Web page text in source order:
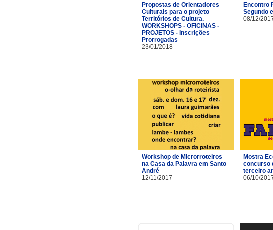
Propostas de Orientadores
Culturais para o projeto
Territórios de Cultura.
WORKSHOPS - OFICINAS -
PROJETOS - Inscrições
Prorrogadas
23/01/2018
Encontro
Segundo
08/12/
Workshop de Microrroteiros
na Casa da Palavra em Santo
André
12/11/2017
Mostra
concurso
terceiro
06/10/